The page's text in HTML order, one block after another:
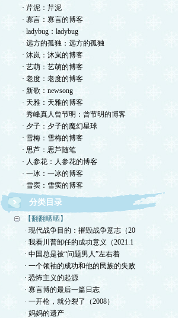
· 芹泥：芹泥
· 寡言：寡言的博客
· ladybug：ladybug
· 远方的孤独：远方的孤独
· 沐岚：沐岚的博客
· 艺萌：艺萌的博客
· 老度：老度的博客
· 新歌：newsong
· 天雅：天雅的博客
· 秀峰真人曾节明：曾节明的博客
· 夕子：夕子的魔幻星球
· 雪梅：雪梅的博客
· 思芦：思芦随笔
· 人参花：人参花的博客
· 一冰：一冰的博客
· 雪窦：雪窦的博客
分类目录
【翻翻晒晒】
· 现代战争目的：摧毁战争意志（20
· 我看川普卸任的成功意义（2021.1
· 中国总是被“问题男人”左右着
· 一个领袖的成功和他的民族的失败
· 恐怖主义的起源
· 寡言博的最后一篇日志
· 一开枪，就分裂了（2008）
· 妈妈的遗产